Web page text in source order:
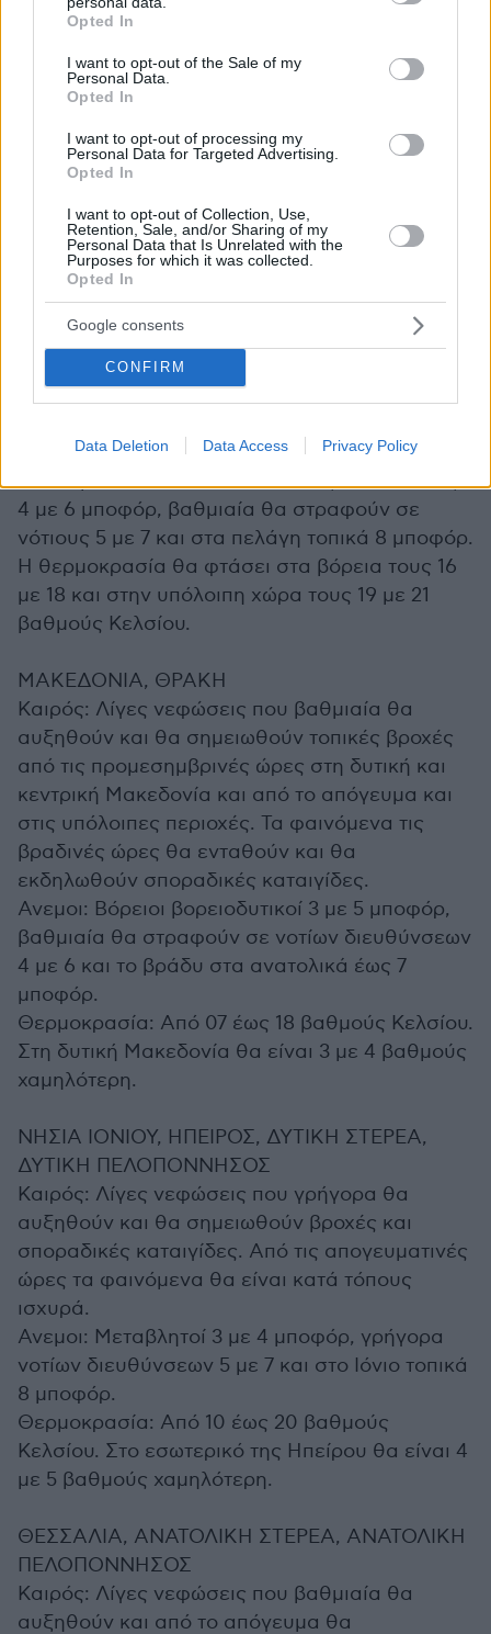
grant or deny consent to Google and its third-party tags to
use your data for below specified purposes in below Google
consent section.
Opted In
I want to opt-out of the Sale of my
Personal Data.
Opted In
I want to opt-out of processing my
Personal Data for Targeted Advertising.
Opted In
I want to opt-out of Collection, Use,
Retention, Sale, and/or Sharing of my
Personal Data that Is Unrelated with the
Purposes for which it was collected.
Opted In
Google consents
CONFIRM
Data Deletion Data Access Privacy Policy
καιρού προβλέπεται από αύριο, με τα
φαινόμενα να εξαπλώνονται σε όλη τη χώρα.
Βροχές θα πλήξουν και την Αττική την Τετάρτη.
Ο καιρός σήμερα - Η αναλυτική πρόγνωση
σποραδικές καταιγίδες. Από το απόγευμα τα
φαινόμενα θα είναι κατά τόπους ισχυρά και θα
συνοδεύονται από τοπικές χαλαζοπτώσεις και
ισχυρούς ανέμους. Στην υπόλοιπη χώρα λίγες
νεφώσεις που βαθμιαία θα αυξηθούν και θα
σημειωθούν τοπικές βροχές και σποραδικές
Οι άνεμοι θα πνέουν από δυτικές διευθύνσεις
4 με 6 μποφόρ, βαθμιαία θα στραφούν σε
νότιους 5 με 7 και στα πελάγη τοπικά 8 μποφόρ.
Η θερμοκρασία θα φτάσει στα βόρεια τους 16
με 18 και στην υπόλοιπη χώρα τους 19 με 21
βαθμούς Κελσίου.
ΜΑΚΕΔΟΝΙΑ, ΘΡΑΚΗ
Καιρός: Λίγες νεφώσεις που βαθμιαία θα
αυξηθούν και θα σημειωθούν τοπικές βροχές
από τις προμεσημβρινές ώρες στη δυτική και
κεντρική Μακεδονία και από το απόγευμα και
στις υπόλοιπες περιοχές. Τα φαινόμενα τις
βραδινές ώρες θα ενταθούν και θα
εκδηλωθούν σποραδικές καταιγίδες.
Ανεμοι: Βόρειοι βορειοδυτικοί 3 με 5 μποφόρ,
βαθμιαία θα στραφούν σε νοτίων διευθύνσεων
4 με 6 και το βράδυ στα ανατολικά έως 7
μποφόρ.
Θερμοκρασία: Από 07 έως 18 βαθμούς Κελσίου.
Στη δυτική Μακεδονία θα είναι 3 με 4 βαθμούς
χαμηλότερη.
ΝΗΣΙΑ ΙΟΝΙΟΥ, ΗΠΕΙΡΟΣ, ΔΥΤΙΚΗ ΣΤΕΡΕΑ,
ΔΥΤΙΚΗ ΠΕΛΟΠΟΝΝΗΣΟΣ
Καιρός: Λίγες νεφώσεις που γρήγορα θα
αυξηθούν και θα σημειωθούν βροχές και
σποραδικές καταιγίδες. Από τις απογευματινές
ώρες τα φαινόμενα θα είναι κατά τόπους
ισχυρά.
Ανεμοι: Μεταβλητοί 3 με 4 μποφόρ, γρήγορα
νοτίων διευθύνσεων 5 με 7 και στο Ιόνιο τοπικά
8 μποφόρ.
Θερμοκρασία: Από 10 έως 20 βαθμούς
Κελσίου. Στο εσωτερικό της Ηπείρου θα είναι 4
με 5 βαθμούς χαμηλότερη.
ΘΕΣΣΑΛΙΑ, ΑΝΑΤΟΛΙΚΗ ΣΤΕΡΕΑ, ΑΝΑΤΟΛΙΚΗ
ΠΕΛΟΠΟΝΝΗΣΟΣ
Καιρός: Λίγες νεφώσεις που βαθμιαία θα
αυξηθούν και από το απόγευμα θα